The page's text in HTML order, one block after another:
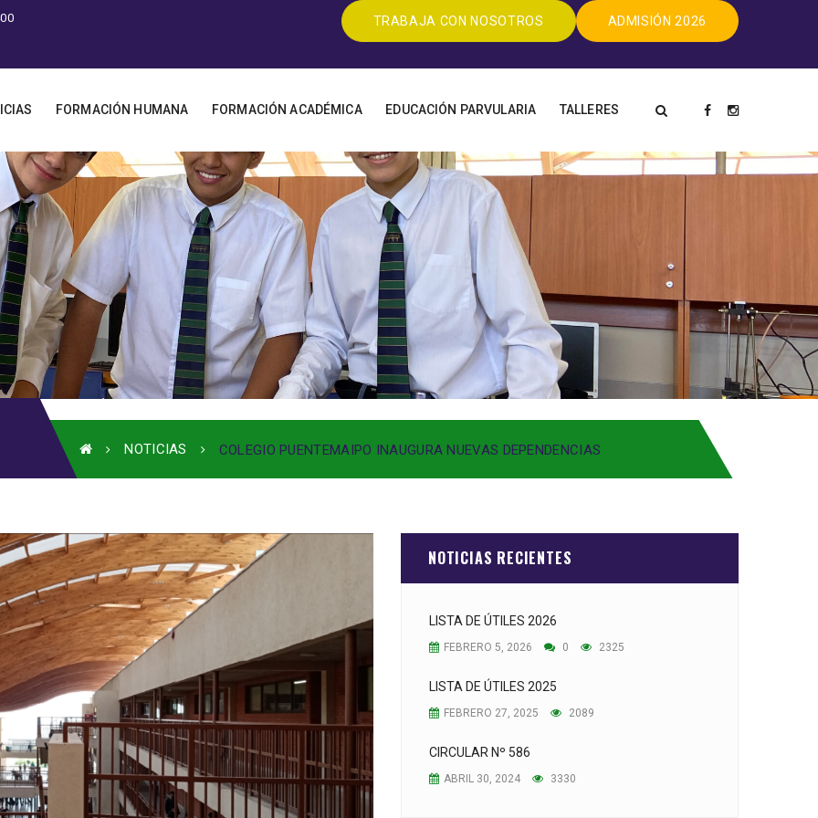
TRABAJA CON NOSOTROS ADMISIÓN 2026
FORMACIÓN HUMANA FORMACIÓN ACADÉMICA EDUCACIÓN PARVULARIA TALLERES
NOTICIAS COLEGIO PUENTEMAIPO INAUGURA NUEVAS DEPENDENCIAS
NOTICIAS RECIENTES
LISTA DE ÚTILES 2026
FEBRERO 5, 2026 0 2325
LISTA DE ÚTILES 2025
FEBRERO 27, 2025 2089
CIRCULAR Nº 586
ABRIL 30, 2024 3330